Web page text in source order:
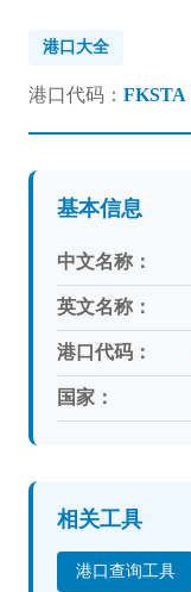
港口大全
港口代码： FKSTA
基本信息
中文名称：
英文名称：
港口代码：
国家：
相关工具
港口查询工具